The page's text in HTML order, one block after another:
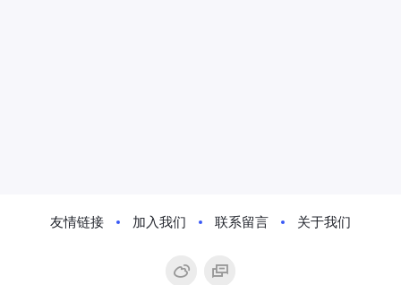
友情链接 加入我们 联系留言 关于我们